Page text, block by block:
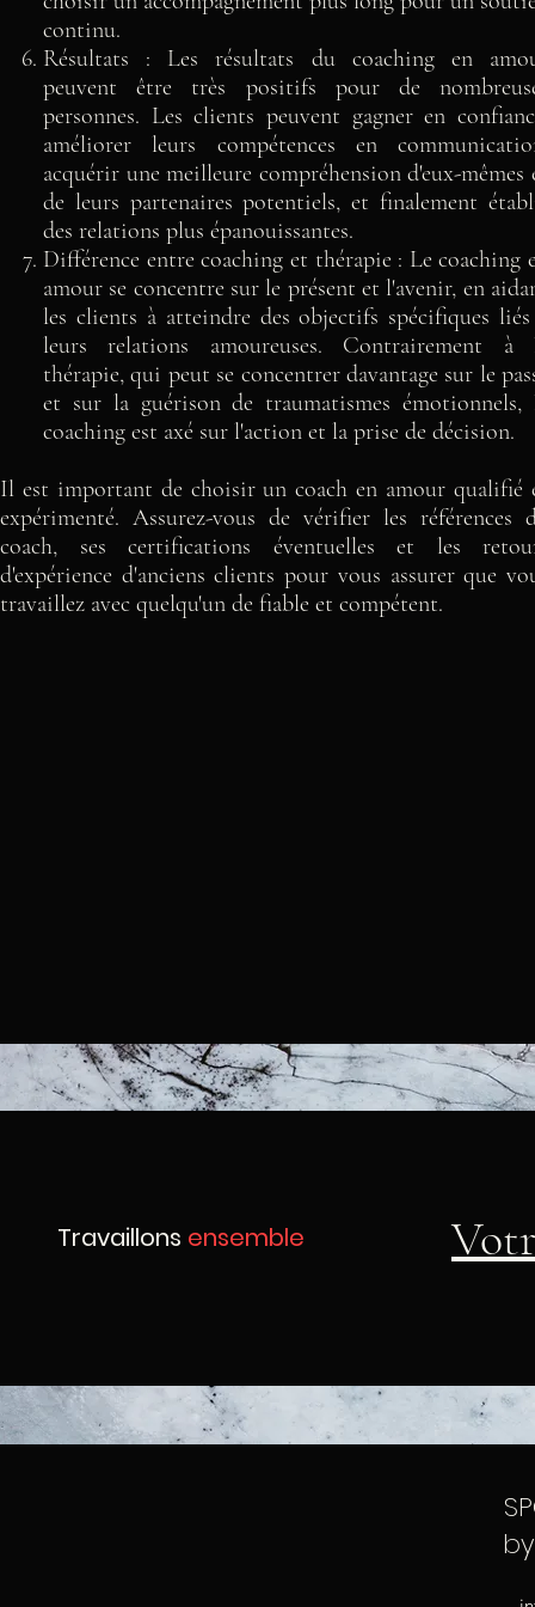
continu.
Résultats : Les résultats du coaching en
peuvent être très positifs pour de
personnes. Les clients peuvent gagner en
améliorer leurs compétences en
acquérir une meilleure compréhension d'eux-mêmes
de leurs partenaires potentiels, et finalement
des relations plus épanouissantes.
Différence entre coaching et thérapie : Le coaching
amour se concentre sur le présent et l'avenir, en
les clients à atteindre des objectifs spécifiques
leurs relations amoureuses. Contrairement à
thérapie, qui peut se concentrer davantage sur le
et sur la guérison de traumatismes émotionnels,
coaching est axé sur l'action et la prise de décision.
Il est important de choisir un coach en amour qualifié
expérimenté. Assurez-vous de vérifier les références
coach, ses certifications éventuelles et les
d'expérience d'anciens clients pour vous assurer que
travaillez avec quelqu'un de fiable et compétent.
Travaillons ensemble